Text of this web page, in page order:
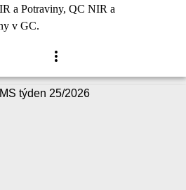
a Potraviny, QC NIR a
v GC.